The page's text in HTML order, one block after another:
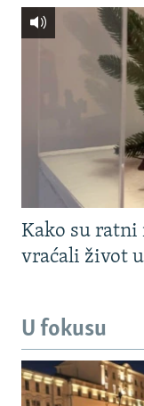
Kako su
vraćali život
U fokusu